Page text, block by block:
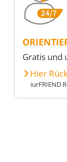
Gratis und
Hier
iurFRIEND